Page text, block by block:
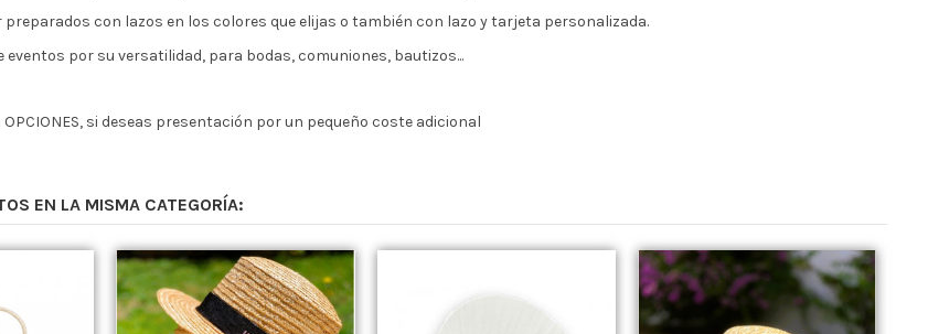
preparados con lazos en los colores que elijas o también con lazo y tarjeta personalizada.
eventos por su versatilidad, para bodas, comuniones, bautizos...
si deseas presentación por un pequeño coste adicional
EN LA MISMA CATEGORÍA: